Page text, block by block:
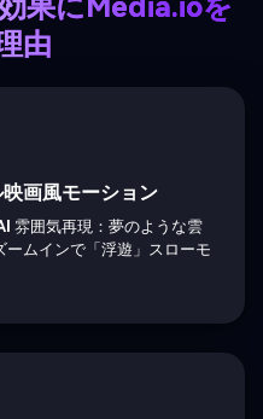
果にMedia.ioを
由
画風モーション
雰囲気再現：夢のような雲
ムインで「浮遊」スローモ